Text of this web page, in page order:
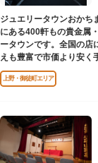
ジュエリータウンおかち
にある400軒もの貴金属
ータウンです。全国の店
えも豊富で市価より安く
上野・御徒町エリア